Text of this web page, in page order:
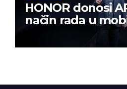
HONOR donosi
način rada u
kreiranje sadržaja